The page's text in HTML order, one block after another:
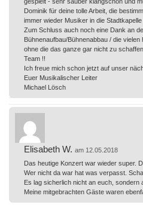
Dominik für deine tolle Arbeit, die
immer wieder Musiker in die
Zum Schluss auch noch eine Dank an
Bühnenaufbau/Bühnenabbau / die vielen
ohne die das ganze gar nicht zu
Team !!
Ich freue mich schon jetzt auf unser
Euer Musikalischer Leiter
Michael Lösch
Elisabeth W. am 12.05.2018
Das heutige Konzert war wieder super.
Wer nicht da war hat was verpasst.
Es lag sicherlich nicht an euch, sondern
Meine mitgebrachten Gäste waren